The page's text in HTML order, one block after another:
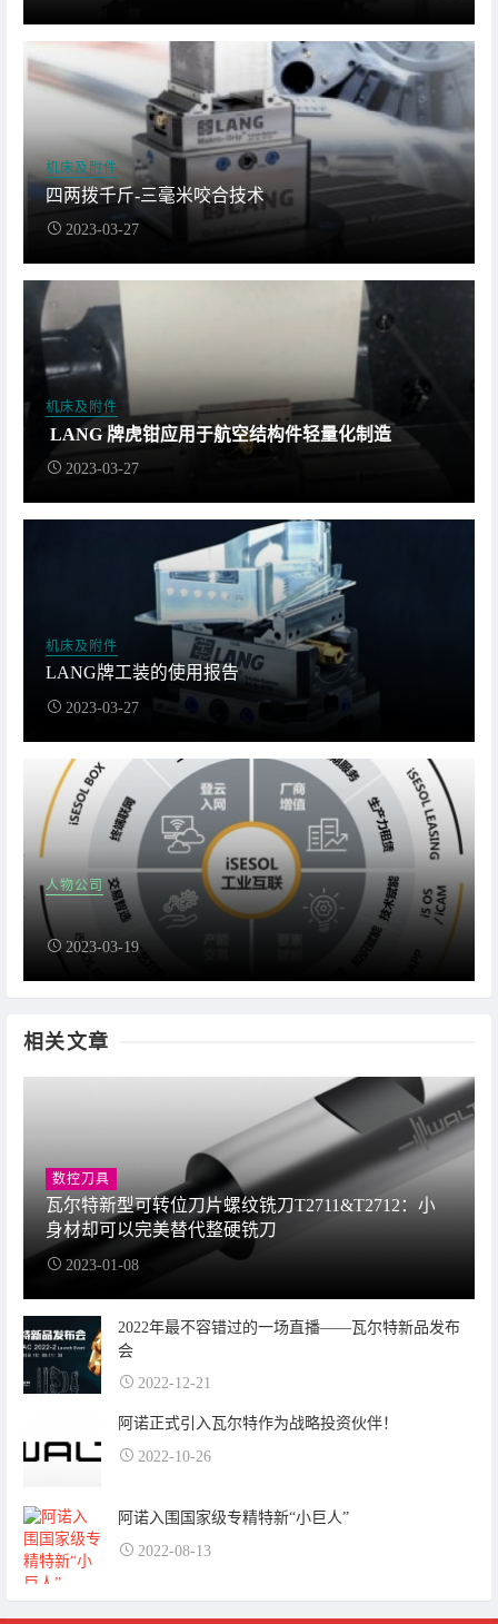
机床及附件
四两拨千斤-三毫米咬合技术
2023-03-27
机床及附件
LANG 牌虎钳应用于航空结构件轻量化制造
2023-03-27
机床及附件
LANG牌工装的使用报告
2023-03-27
人物公司
2023-03-19
相关文章
数控刀具
瓦尔特新型可转位刀片螺纹铣刀T2711&T2712：小
身材却可以完美替代整硬铣刀
2023-01-08
2022年最不容错过的一场直播——瓦尔特新品发布
会
2022-12-21
阿诺正式引入瓦尔特作为战略投资伙伴！
2022-10-26
阿诺入围国家级专精特新“小巨人”
2022-08-13